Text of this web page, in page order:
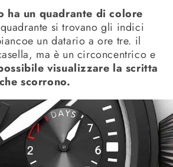
ha un quadrante di colore
si trovano gli indici
un datario a ore tre. il
ma è un circoncentrico e
visualizzare la scritta
scorrono.